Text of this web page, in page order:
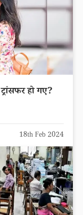
हो गए?
18th Feb 2024